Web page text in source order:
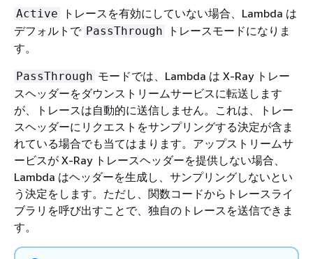
Active
トレースを有効にしていない場合、Lambda は
デフォルトで PassThrough
トレースモードになりま
す。
PassThrough モードでは、Lambda は X-Ray トレー
スヘッダーをダウンストリームサービスに転送します
が、トレースは自動的に送信しません。これは、トレー
スヘッダーにリクエストをサンプリングする決定が含ま
れている場合でも当てはまります。アップストリームサ
ービスが X-Ray トレースヘッダーを提供しない場合、
Lambda はヘッダーを生成し、サンプリングしないとい
う決定をします。ただし、関数コードからトレースライ
ブラリを呼び出すことで、独自のトレースを送信できま
す。